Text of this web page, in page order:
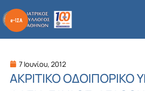
στο
περιεχόμενο
7 Ιουνίου, 2012
ΑΚΡΙΤΙΚΟ ΟΔΟΙΠΟΡΙΚΟ